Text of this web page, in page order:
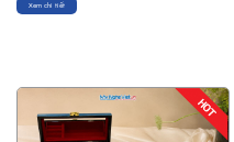
Xem chi tiết